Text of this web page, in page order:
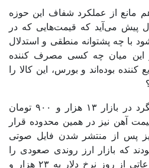
مانع از عملکرد شفاف این حوزه
پیش می‌آید که قیمت‌هایی که در
با چه پشتوانه منطقی و استدلال
میان چه کسی مصرف کننده
بوده‌اند و بورس، این کالا را
در حال حاضر هر کیلو میلگرد در بازار ۱۳ هزار و ۹۰۰ تومان
آهن نیز در همین محدوده قرار
پس از منتشر شدن فایل صوتی
که بازار ارز روندی صعودی را
تجربه خواهد کرد اما در ساعاتی از روز نرخ دلار به ۲۳ هزار و